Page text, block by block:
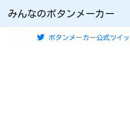
みんなのボタンメーカー
ボタンメーカー公式ツイ